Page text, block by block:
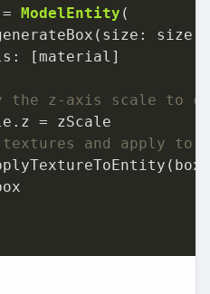
= ModelEntity (
size),
[material]
the z-axis scale to
=
and apply to